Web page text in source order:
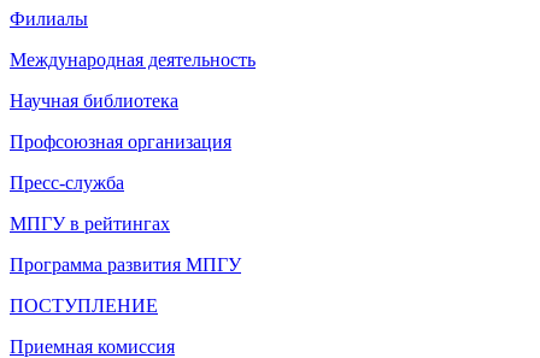
Филиалы
Международная деятельность
Научная библиотека
Профсоюзная организация
Пресс-служба
МПГУ в рейтингах
Программа развития МПГУ
ПОСТУПЛЕНИЕ
Приемная комиссия